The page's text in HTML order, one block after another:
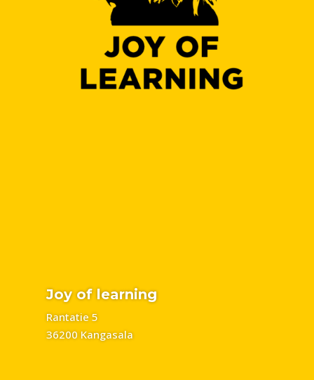
Joy of learning
Rantatie 5
36200 Kangasala